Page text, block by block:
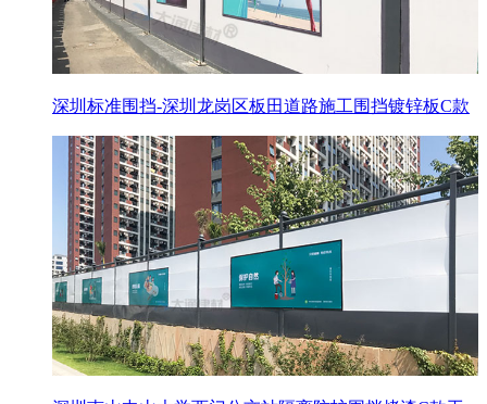
深圳标准围挡-深圳龙岗区板田道路施工围挡镀锌板C款